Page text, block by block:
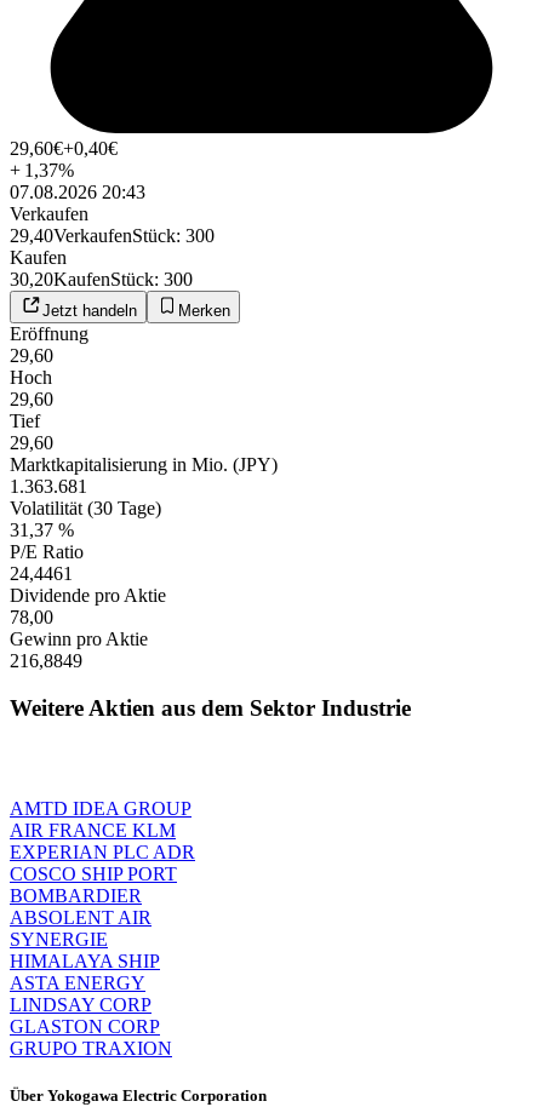
29,60€+0,40€
+ 1,37%
07.08.2026 20:43
Verkaufen
29,40VerkaufenStück: 300
Kaufen
30,20KaufenStück: 300
Jetzt handeln Merken
Eröffnung
29,60
Hoch
29,60
Tief
29,60
Marktkapitalisierung in Mio. (JPY)
1.363.681
Volatilität (30 Tage)
31,37 %
P/E Ratio
24,4461
Dividende pro Aktie
78,00
Gewinn pro Aktie
216,8849
Weitere Aktien aus dem Sektor Industrie
AMTD IDEA GROUP
AIR FRANCE KLM
EXPERIAN PLC ADR
COSCO SHIP PORT
BOMBARDIER
ABSOLENT AIR
SYNERGIE
HIMALAYA SHIP
ASTA ENERGY
LINDSAY CORP
GLASTON CORP
GRUPO TRAXION
Über Yokogawa Electric Corporation